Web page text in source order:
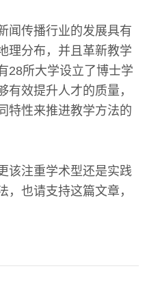
闻传播行业的发展具有
理分布，并且革新教学
28所大学设立了博士学
有效提升人才的质量，
特性来推进教学方法的
该注重学术型还是实践
，也请支持这篇文章，